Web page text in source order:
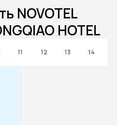
NOVOTEL
HOTEL
11 12 13 14